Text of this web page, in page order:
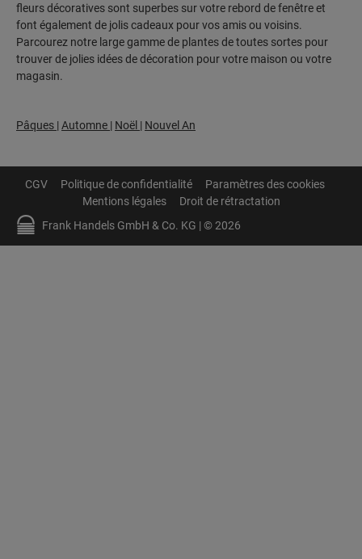
fleurs décoratives sont superbes sur votre rebord de fenêtre et
font également de jolis cadeaux pour vos amis ou voisins.
Parcourez notre large gamme de plantes de toutes sortes pour
trouver de jolies idées de décoration pour votre maison ou votre
magasin.
Pâques | Automne | Noël | Nouvel An
Frank Handels GmbH & Co. KG | © 2026
CGV Politique de confidentialité
Paramètres des cookies
Mentions légales
Droit de rétractation